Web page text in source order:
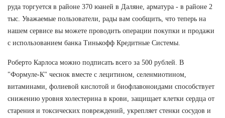
руда торгуется в районе 370 юаней в Даляне, арматура - в районе 2
тыс. Уважаемые пользователи, рады вам сообщить, что теперь на
нашем сервисе вы можете проводить операции покупки и продажи
с использованием банка Тинькофф Кредитные Системы.
Роберто Карлоса можно подписать всего за 500 рублей. В
"Формуле-К" чеснок вместе с лецитином, селенмиотином,
витаминами, фолиевой кислотой и биофлавоноидами способствует
снижению уровня холестерина в крови, защищает клетки сердца от
старения и токсических повреждений, укрепляет стенки сосудов и